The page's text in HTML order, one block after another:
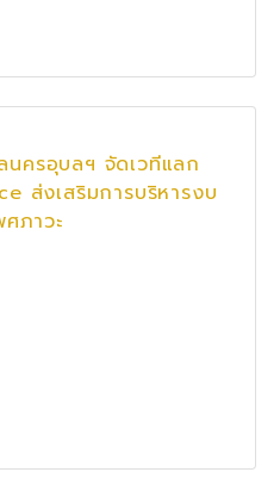
ครอุบลฯ จัดเวทีแลก
ส่งเสริมการบริหารงบ
ภาวะ